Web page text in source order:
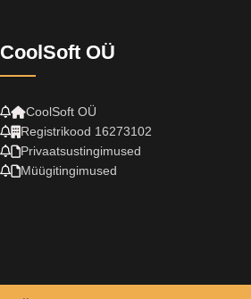
CoolSoft OÜ
CoolSoft OÜ
Registrikood 16273102
Privaatsustingimused
Müügitingimused